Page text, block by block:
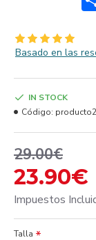
Basado en las
23.90€
29.00€
Impuestos
IN STOCK
Código:
Talla